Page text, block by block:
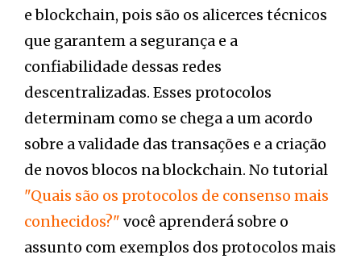
e blockchain, pois são os alicerces técnicos
que garantem a segurança e a
confiabilidade dessas redes
descentralizadas. Esses protocolos
determinam como se chega a um acordo
sobre a validade das transações e a criação
de novos blocos na blockchain. No tutorial
"Quais são os protocolos de consenso mais
conhecidos?" você aprenderá sobre o
assunto com exemplos dos protocolos mais